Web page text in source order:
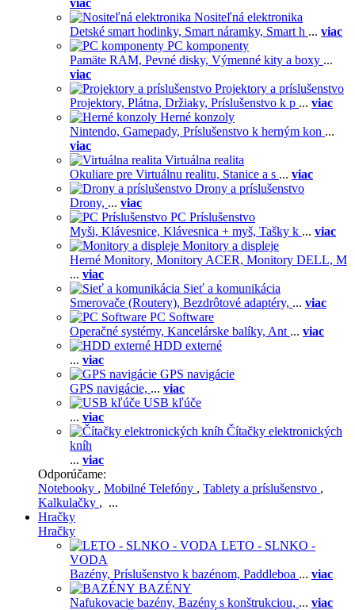
viac
Nositeľná elektronika
Detské smart hodinky, Smart náramky, Smart h ... viac
PC komponenty
Pamäte RAM, Pevné disky, Výmenné kity a boxy ...
viac
Projektory a príslušenstvo
Projektory, Plátna, Držiaky, Príslušenstvo k p ... viac
Herné konzoly
Nintendo, Gamepady, Príslušenstvo k herným kon ...
viac
Virtuálna realita
Okuliare pre Virtuálnu realitu, Stanice a s ... viac
Drony a príslušenstvo
Drony, ... viac
PC Príslušenstvo
Myši, Klávesnice, Klávesnica + myš, Tašky k ... viac
Monitory a displeje
Herné Monitory, Monitory ACER, Monitory DELL, M
... viac
Sieť a komunikácia
Smerovače (Routery), Bezdrôtové adaptéry, ... viac
PC Software
Operačné systémy, Kancelárske balíky, Ant ... viac
HDD externé
... viac
GPS navigácie
GPS navigácie, ... viac
USB kľúče
... viac
Čítačky elektronických
kníh
... viac
Odporúčame:
Notebooky , Mobilné Telefóny , Tablety a príslušenstvo ,
Kalkulačky , ...
Hračky
Hračky
LETO - SLNKO -
VODA
Bazény, Príslušenstvo k bazénom, Paddleboa ... viac
BAZÉNY
Nafukovacie bazény, Bazény s konštrukciou, ... viac